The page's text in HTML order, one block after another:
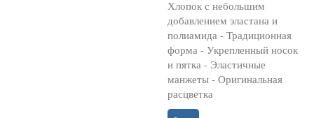
Хлопок с небольшим
добавлением эластана и
полиамида - Традиционная
форма - Укрепленный носок
и пятка - Эластичные
манжеты - Оригинальная
расцветка